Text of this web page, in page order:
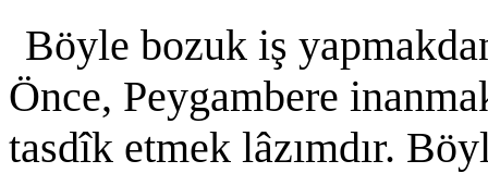
Böyle bozuk iş
Önce, Peygambere
tasdîk etmek lâzımdır.